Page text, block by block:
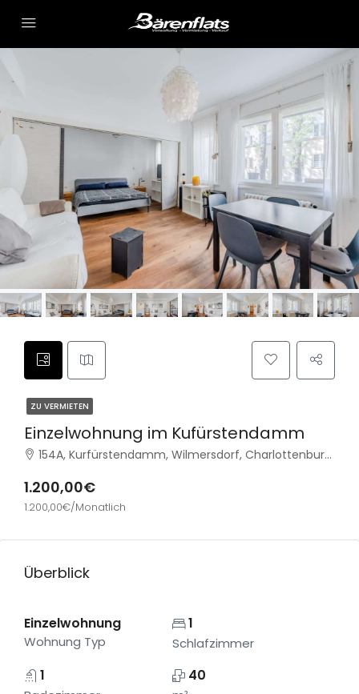
ZU VERMIETEN
Einzelwohnung im Kufürstendamm
154A, Kurfürstendamm, Wilmersdorf, Charlottenburg-Wilmersdorf, Berlin, 10709, Deutschland
1.200,00€
1.200,00€/Monatlich
Überblick
Einzelwohnung
Wohnung Typ
1
Schlafzimmer
1 40